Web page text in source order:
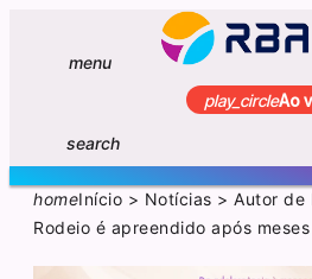
menu
play_circleAo
search
homeInício > Notícias >Autor de
Rodeio é apreendido após